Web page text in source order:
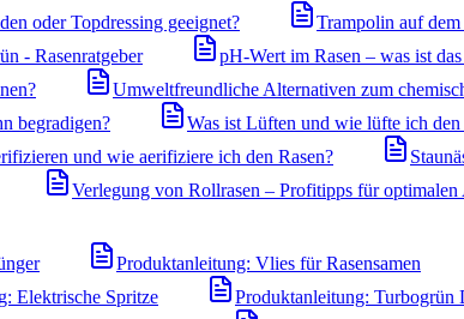
oder Topdressing geeignet?
Trampolin auf dem
- Rasenratgeber pH-Wert im Rasen – was ist
Umweltfreundliche Alternativen zum
begradigen? Was ist Lüften und wie lüfte ich den
und wie aerifiziere ich den Rasen?
Verlegung von Rollrasen – Profitipps für
Produktanleitung: Vlies für Rasensamen
Elektrische Spritze Produktanleitung: Turbogrün